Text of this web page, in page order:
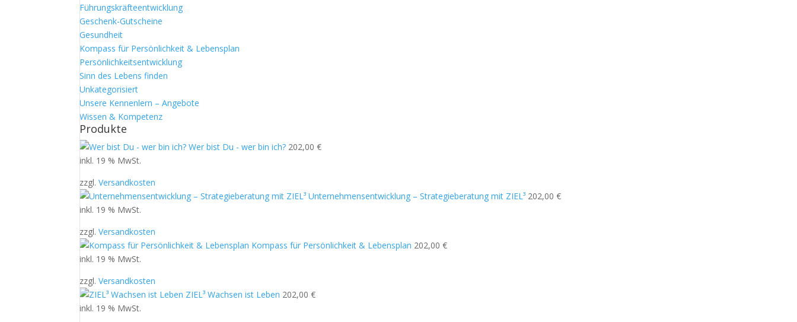
Führungskräfteentwicklung
Geschenk-Gutscheine
Gesundheit
Kompass für Persönlichkeit & Lebensplan
Persönlichkeitsentwicklung
Sinn des Lebens finden
Unkategorisiert
Unsere Kennenlern – Angebote
Wissen & Kompetenz
Produkte
Wer bist Du - wer bin ich? 202,00€
inkl. 19 % MwSt.
zzgl.Versandkosten
Unternehmensentwicklung – Strategieberatung mit ZIEL³ 202,00€
inkl. 19 % MwSt.
zzgl.Versandkosten
Kompass für Persönlichkeit & Lebensplan 202,00€
inkl. 19 % MwSt.
zzgl.Versandkosten
ZIEL³ Wachsen ist Leben 202,00€
inkl. 19 % MwSt.